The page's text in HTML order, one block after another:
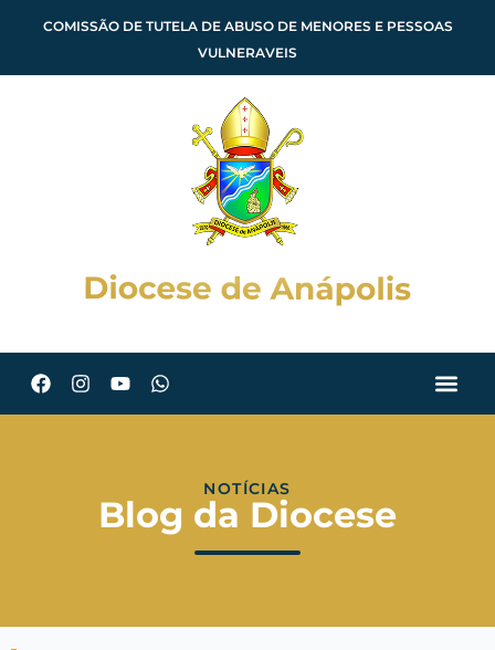
COMISSÃO DE TUTELA DE ABUSO DE MENORES E PESSOAS
VULNERAVEIS
NOTÍCIAS
Blog da Diocese